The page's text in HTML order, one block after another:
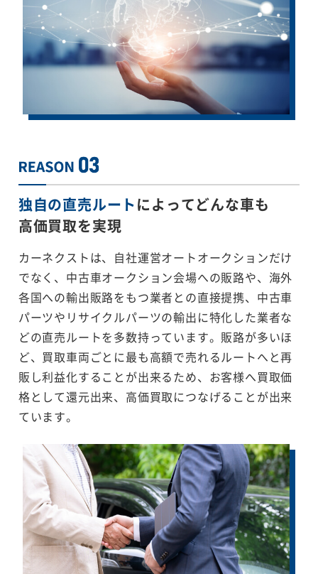
独自の直売ルートによってどんな車も
高価買取を実現
カーネクストは、自社運営オートオークションだけ
でなく、中古車オークション会場への販路や、海外
各国への輸出販路をもつ業者との直接提携、中古車
パーツやリサイクルパーツの輸出に特化した業者な
どの直売ルートを多数持っています。販路が多いほ
ど、買取車両ごとに最も高額で売れるルートへと再
販し利益化することが出来るため、お客様へ買取価
格として還元出来、高価買取につなげることが出来
ています。